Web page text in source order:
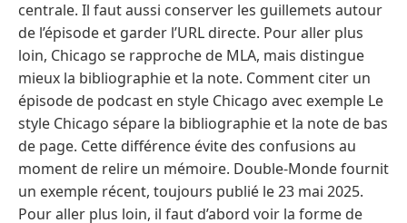
centrale. Il faut aussi conserver les guillemets autour
de l’épisode et garder l’URL directe. Pour aller plus
loin, Chicago se rapproche de MLA, mais distingue
mieux la bibliographie et la note. Comment citer un
épisode de podcast en style Chicago avec exemple Le
style Chicago sépare la bibliographie et la note de bas
de page. Cette différence évite des confusions au
moment de relire un mémoire. Double-Monde fournit
un exemple récent, toujours publié le 23 mai 2025.
Pour aller plus loin, il faut d’abord voir la forme de